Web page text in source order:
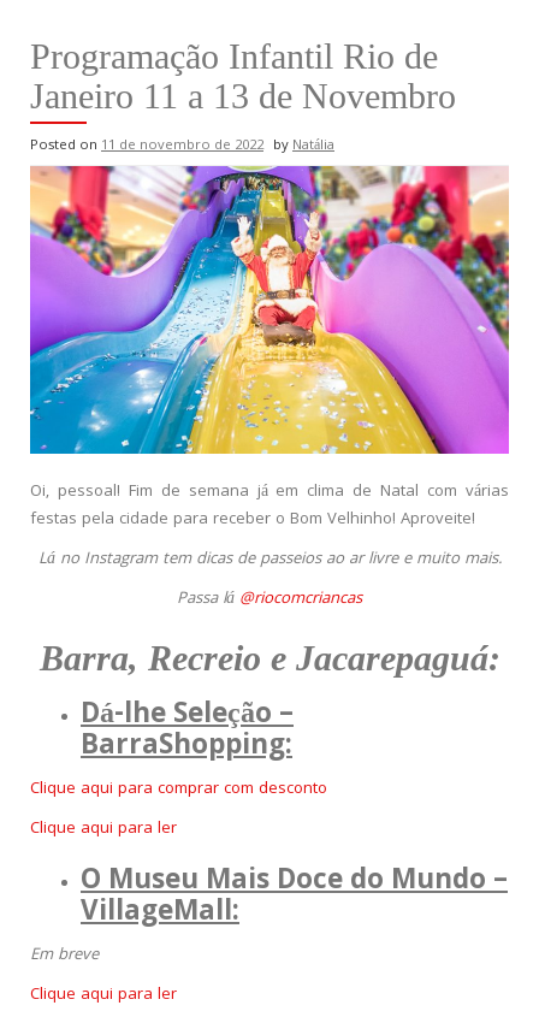
Programação Infantil Rio de
Janeiro 11 a 13 de Novembro
Posted on 11 de novembro de 2022 byNatália
Oi, pessoal! Fim de semana já em clima de Natal com várias
festas pela cidade para receber o Bom Velhinho! Aproveite!
Lá no Instagram tem dicas de passeios ao ar livre e muito mais.
Passa lá @riocomcriancas
Barra, Recreio e Jacarepaguá:
Dá-lhe Seleção –
BarraShopping:
Clique aqui para comprar com desconto
Clique aqui para ler
O Museu Mais Doce do Mundo –
VillageMall:
Em breve
Clique aqui para ler